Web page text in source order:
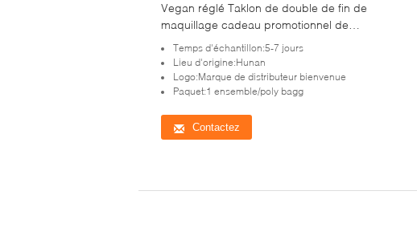
Vegan réglé Taklon de double de fin de
maquillage cadeau promotionnel de
brosse avec la caisse de brosse
Temps d'échantillon:5-7 jours
Lieu d'origine:Hunan
Logo:Marque de distributeur bienvenue
Paquet:1 ensemble/poly bagg
Contactez